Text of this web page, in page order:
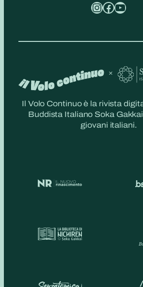
InstagramFacebook YouTube
Il Volo Continuo è la rivista
Buddista Italiano Soka
giovani italiani.